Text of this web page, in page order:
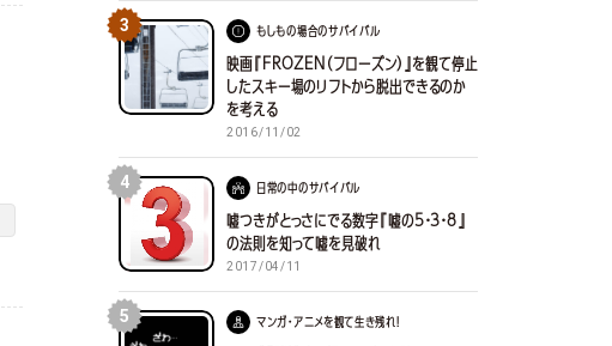
3 もしもの場合のサバイバル
映画『FROZEN（フローズン）』を観て停止
したスキー場のリフトから脱出できるのか
を考える
2016/11/02
4 日常の中のサバイバル
嘘つきがとっさにでる数字『嘘の5・3・8』
の法則を知って嘘を見破れ
2017/04/11
5 マンガ・アニメを観て生き残れ！